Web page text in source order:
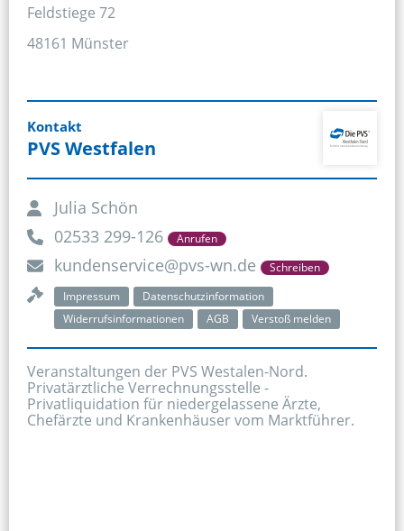
Feldstiege 72
48161 Münster
Kontakt
PVS Westfalen
Julia Schön
02533 299-126
Anrufen
kundenservice@pvs-wn.de
Schreiben
Impressum
Datenschutzinformation
Widerrufsinformationen
AGB Verstoß melden
Veranstaltungen der PVS Westalen-Nord.
Privatärztliche Verrechnungsstelle -
Privatliquidation für niedergelassene Ärzte,
Chefärzte und Krankenhäuser vom Marktführer.